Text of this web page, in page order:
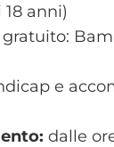
dei
e
dalle